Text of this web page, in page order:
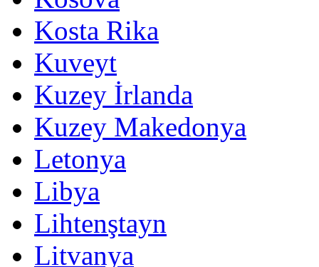
Kosta Rika
Kuveyt
Kuzey İrlanda
Kuzey Makedonya
Letonya
Libya
Lihtenştayn
Litvanya